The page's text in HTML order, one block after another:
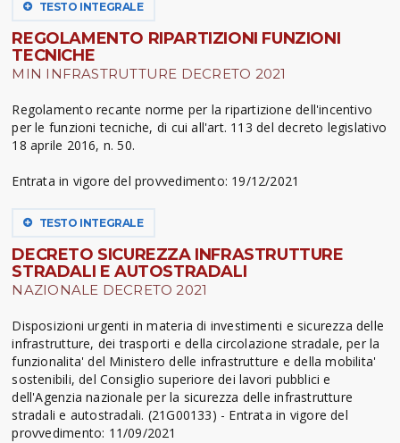
TESTO INTEGRALE
REGOLAMENTO RIPARTIZIONI FUNZIONI
TECNICHE
MIN INFRASTRUTTURE DECRETO 2021
Regolamento recante norme per la ripartizione dell'incentivo
per le funzioni tecniche, di cui all'art. 113 del decreto legislativo
18 aprile 2016, n. 50.
Entrata in vigore del provvedimento: 19/12/2021
TESTO INTEGRALE
DECRETO SICUREZZA INFRASTRUTTURE
STRADALI E AUTOSTRADALI
NAZIONALE DECRETO 2021
Disposizioni urgenti in materia di investimenti e sicurezza delle
infrastrutture, dei trasporti e della circolazione stradale, per la
funzionalita' del Ministero delle infrastrutture e della mobilita'
sostenibili, del Consiglio superiore dei lavori pubblici e
dell'Agenzia nazionale per la sicurezza delle infrastrutture
stradali e autostradali. (21G00133) - Entrata in vigore del
provvedimento: 11/09/2021